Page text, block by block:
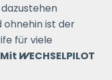
ohnehin ist der
für viele
Mit WECHSELPILOT